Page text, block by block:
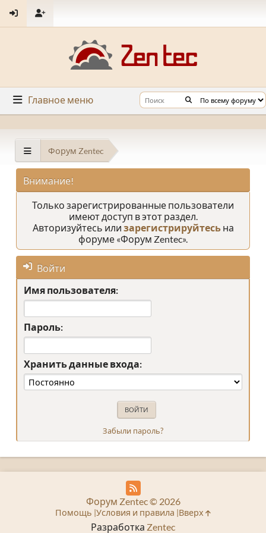
Главное меню
Форум Zentec
Внимание!
Только зарегистрированные пользователи
имеют доступ в этот раздел.
Авторизуйтесь или зарегистрируйтесьна
форуме «Форум Zentec».
Войти
Имя пользователя:
Пароль:
Хранить данные входа:
Забыли пароль?
Разработка Zentec
Форум Zentec © 2026
Помощь Условия и правила Вверх